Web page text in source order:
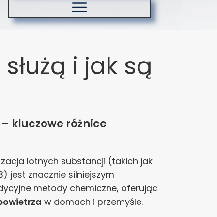
Koszty dostawy
i jak są
kluczowe różnice
lotnych substancji (takich jak
jest znacznie silniejszym
metody chemiczne, oferując
w domach i przemyśle.